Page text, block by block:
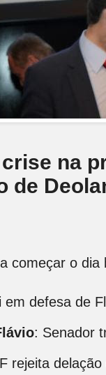
na
de
começar o dia
em defesa de
: Senador
rejeita